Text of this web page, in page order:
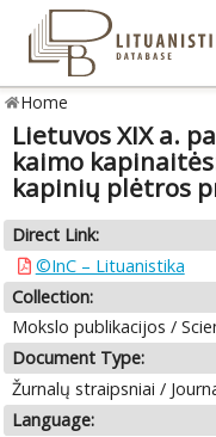
Home
Lietuvos XIX a.
kaimo
kapinių plėtros
Direct Link:
©InC – Lituanistika
Collection:
Mokslo publikacijos /
Document Type:
Žurnalų straipsniai /
Language: